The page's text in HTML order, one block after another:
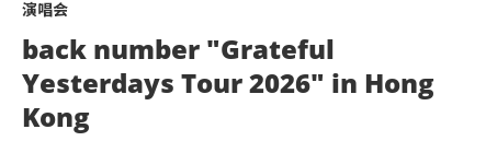
演唱会
back number "Grateful
Yesterdays Tour 2026" in Hong
Kong